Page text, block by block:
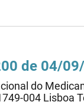
de 04/
do
004 Lisboa